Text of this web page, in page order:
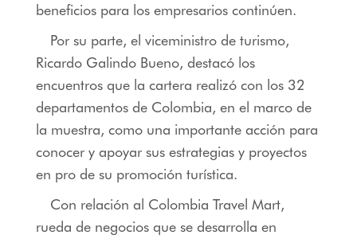
beneficios para los empresarios continúen.
Por su parte, el viceministro de turismo,
Ricardo Galindo Bueno, destacó los
encuentros que la cartera realizó con los 32
departamentos de Colombia, en el marco de
la muestra, como una importante acción para
conocer y apoyar sus estrategias y proyectos
en pro de su promoción turística.
Con relación al Colombia Travel Mart,
rueda de negocios que se desarrolla en